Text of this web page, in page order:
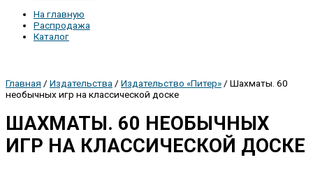
На главную
Распродажа
Каталог
Главная / Издательства / Издательство «Питер» / Шахматы. 60
необычных игр на классической доске
ШАХМАТЫ. 60 НЕОБЫЧНЫХ
ИГР НА КЛАССИЧЕСКОЙ ДОСКЕ